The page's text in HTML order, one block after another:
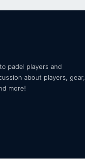
padel players and
about players, gear,
more!